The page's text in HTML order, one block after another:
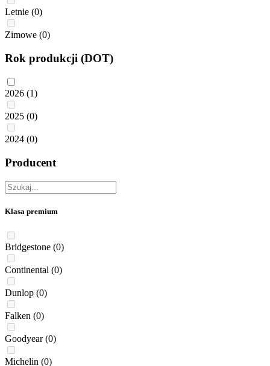
Letnie (0)
Zimowe (0)
Rok produkcji (DOT)
2026 (1)
2025 (0)
2024 (0)
Producent
Klasa premium
Bridgestone (0)
Continental (0)
Dunlop (0)
Falken (0)
Goodyear (0)
Michelin (0)